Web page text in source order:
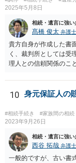
2025年5月8日
相続・遺言に強い
髙橋 俊太 弁護士
貴方自身が作成した書
く、裁判所としては受
理人との信頼関係のこ
士が主張書面の提出を
益がないと考えている
めて、弁護士見解を
います。単に面倒臭い
れば、当該弁護士との
出することを検討なさ
10 身元保証人の
#相続手続き #家族間の相続
2023年9月26日
相続・遺言に強い
西谷 拓哉 弁護士
一般的ですが、古い書